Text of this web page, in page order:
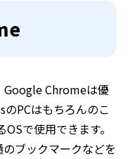
Google Chromeは優
PCはもちろんのこ
で使用できます。
ブックマークなどを